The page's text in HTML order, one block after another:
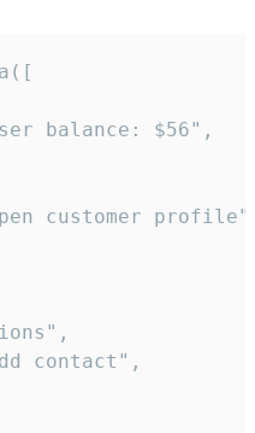
balance: $56",
customer
contact",